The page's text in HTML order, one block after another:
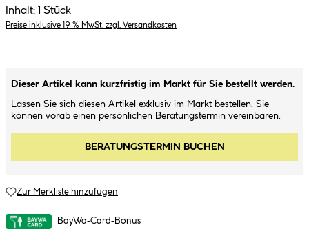
Inhalt: 1 Stück
Preise inklusive 19 % MwSt. zzgl. Versandkosten
Dieser Artikel kann kurzfristig im Markt für Sie bestellt werden.
Lassen Sie sich diesen Artikel exklusiv im Markt bestellen. Sie
können vorab einen persönlichen Beratungstermin vereinbaren.
BERATUNGSTERMIN BUCHEN
Zur Merkliste hinzufügen
BayWa-Card-Bonus